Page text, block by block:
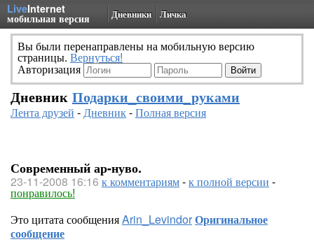
LiveInternet
мобильная версия Дневники Личка
Вы были перенаправлены на мобильную версию
страницы. Вернуться!
Авторизация
Дневник Подарки_своими_руками
Лента друзей -Дневник-Полная версия
Современный ар-нуво.
23-11-2008 16:16 к комментариям-к полной версии -
понравилось!
Это цитата сообщенияArin_LevindorОригинальное
сообщение